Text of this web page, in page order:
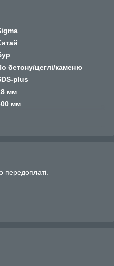
бетону/цеглі/каменю
plus
мм
мм
передоплаті.